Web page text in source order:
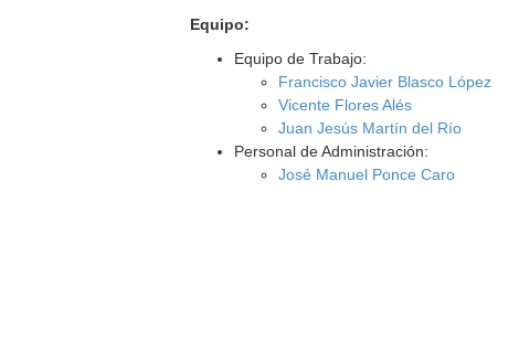
Equipo:
Equipo de Trabajo:
Francisco Javier Blasco López
Vicente Flores Alés
Juan Jesús Martín del Río
Personal de Administración:
José Manuel Ponce Caro